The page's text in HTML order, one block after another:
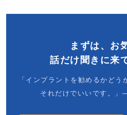
まずは、お
話だけ聞きに来
「インプラントを勧めるかどう
それだけでいいです。